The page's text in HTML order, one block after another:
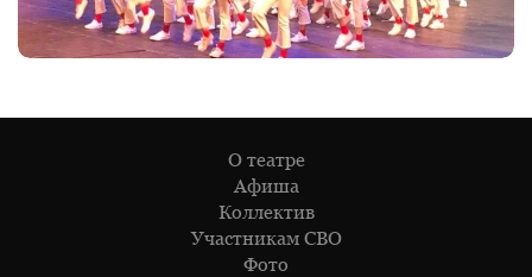
О театре
Афиша
Коллектив
Участникам СВО
Фото